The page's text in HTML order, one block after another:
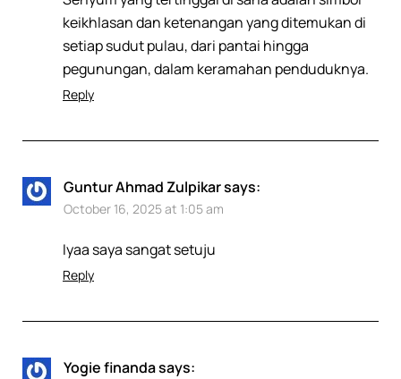
keikhlasan dan ketenangan yang ditemukan di
setiap sudut pulau, dari pantai hingga
pegunungan, dalam keramahan penduduknya.
Reply
Guntur Ahmad Zulpikarsays:
October 16, 2025 at 1:05 am
Iyaa saya sangat setuju
Reply
Yogie finandasays: